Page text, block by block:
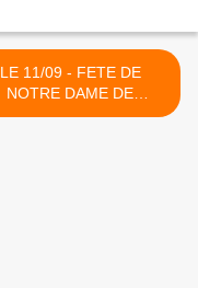
LE 11/09 - FETE DE
NOTRE DAME DE
PEYRAGUDE >